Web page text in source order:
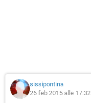
sissipontina
26 feb 2015 alle 17:32